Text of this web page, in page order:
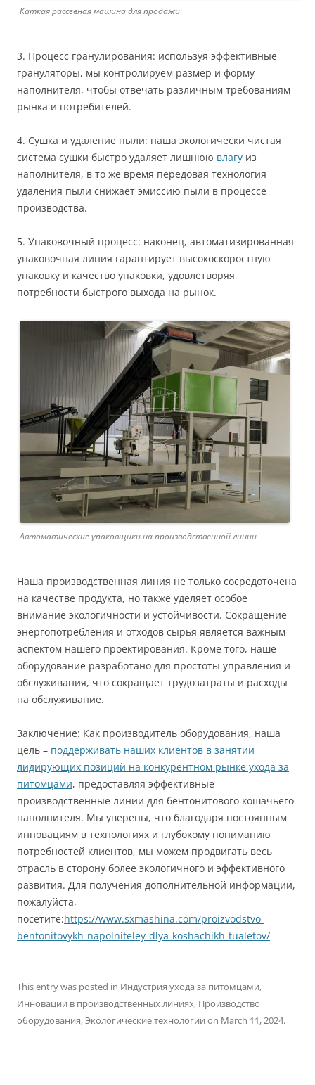
Каткая рассевная машина для продажи
3. Процесс гранулирования: используя эффективные
грануляторы, мы контролируем размер и форму
наполнителя, чтобы отвечать различным требованиям
рынка и потребителей.
4. Сушка и удаление пыли: наша экологически чистая
система сушки быстро удаляет лишнюю влагу из
наполнителя, в то же время передовая технология
удаления пыли снижает эмиссию пыли в процессе
производства.
5. Упаковочный процесс: наконец, автоматизированная
упаковочная линия гарантирует высокоскоростную
упаковку и качество упаковки, удовлетворяя
потребности быстрого выхода на рынок.
Автоматические упаковщики на производственной линии
Наша производственная линия не только сосредоточена
на качестве продукта, но также уделяет особое
внимание экологичности и устойчивости. Сокращение
энергопотребления и отходов сырья является важным
аспектом нашего проектирования. Кроме того, наше
оборудование разработано для простоты управления и
обслуживания, что сокращает трудозатраты и расходы
на обслуживание.
Заключение: Как производитель оборудования, наша
цель – поддерживать наших клиентов в занятии
лидирующих позиций на конкурентном рынке ухода за
питомцами, предоставляя эффективные
производственные линии для бентонитового кошачьего
наполнителя. Мы уверены, что благодаря постоянным
инновациям в технологиях и глубокому пониманию
потребностей клиентов, мы можем продвигать весь
отрасль в сторону более экологичного и эффективного
развития. Для получения дополнительной информации,
пожалуйста,
посетите:https://www.sxmashina.com/proizvodstvo-
bentonitovykh-napolniteley-dlya-koshachikh-tualetov/
–
This entry was posted in Индустрия ухода за питомцами,
Инновации в производственных линиях, Производство
оборудования,Экологические технологии on March 11, 2024.